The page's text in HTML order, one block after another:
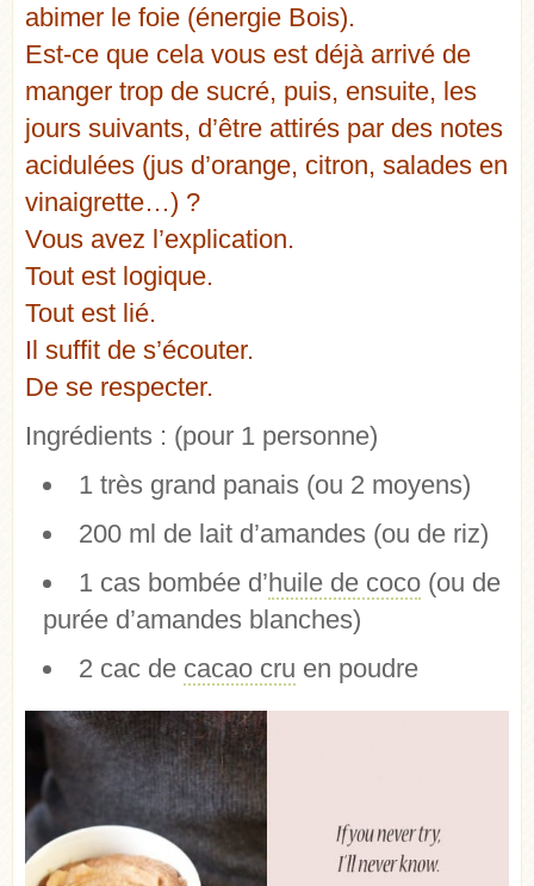
abimer le foie (énergie Bois).
Est-ce que cela vous est déjà arrivé de
manger trop de sucré, puis, ensuite, les
jours suivants, d’être attirés par des notes
acidulées (jus d’orange, citron, salades en
vinaigrette…) ?
Vous avez l’explication.
Tout est logique.
Tout est lié.
Il suffit de s’écouter.
De se respecter.
Ingrédients : (pour 1 personne)
1 très grand panais (ou 2 moyens)
200 ml de lait d’amandes (ou de riz)
1 cas bombée d’huile de coco (ou de
purée d’amandes blanches)
2 cac de cacao cru en poudre